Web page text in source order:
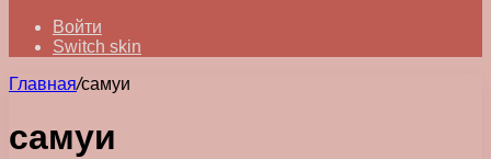
Войти
Switch skin
Главная/самуи
самуи